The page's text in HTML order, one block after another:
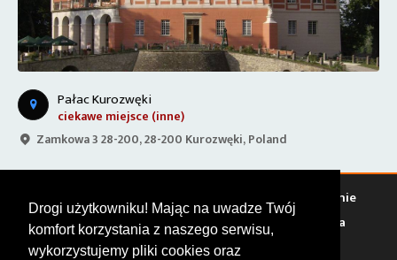
Drogi użytkowniku! Mając na uwadze Twój
komfort korzystania z naszego serwisu,
wykorzystujemy pliki cookies oraz
Pałac Kurozwęki
ciekawe miejsce (inne)
Zamkowa 3 28-200, 28-200 Kurozwęki, Poland
Warto zobaczyć Serwisy Stacje paliw
Jedzenie
Bary Zakwaterowanie Tory Zloty Rajdy
Spotkania
Targi Giełdy Szkolenia